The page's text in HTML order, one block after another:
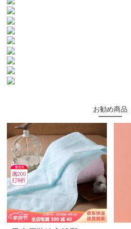
お勧め商品